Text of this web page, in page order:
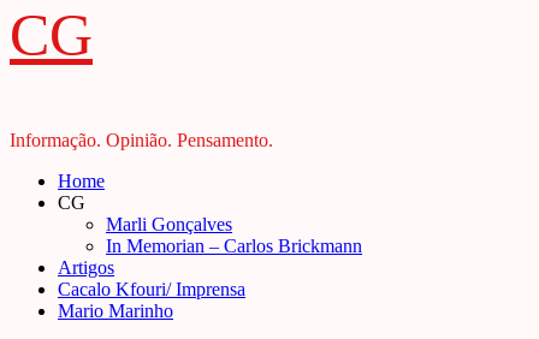
CG
Informação. Opinião. Pensamento.
Primary
Menu
Home
CG
Marli Gonçalves
In Memorian – Carlos Brickmann
Artigos
Cacalo Kfouri/ Imprensa
Mario Marinho